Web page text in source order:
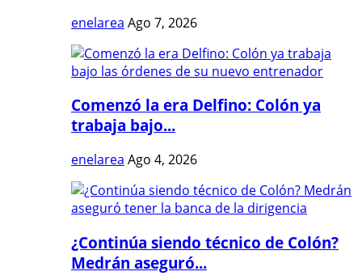
enelarea Ago 7, 2026
Comenzó la era Delfino: Colón ya
trabaja bajo...
enelarea Ago 4, 2026
¿Continúa siendo técnico de Colón?
Medrán aseguró...